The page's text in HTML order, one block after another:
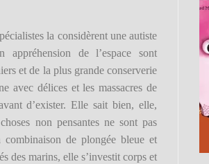
la considèrent une autiste
de l’espace sont
et de la plus grande conserverie
avec délices et les massacres de
d’exister. Elle sait bien, elle,
non pensantes ne sont pas
de plongée bleue et
des marins, elle s’investit corps et